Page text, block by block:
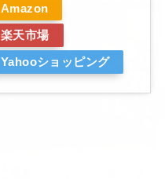
Amazon
楽天市場
Yahooショッピング